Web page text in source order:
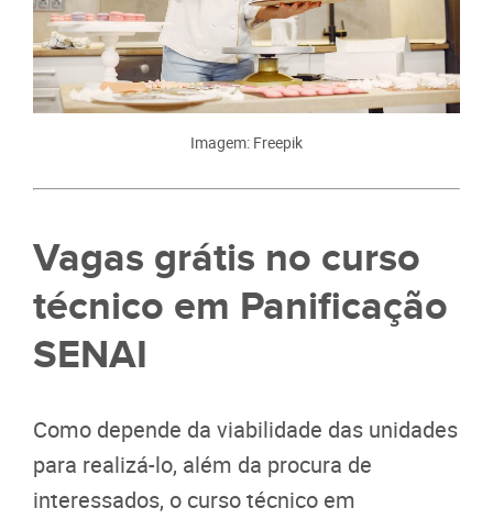
Imagem: Freepik
Vagas grátis no curso
técnico em Panificação
SENAI
Como depende da viabilidade das unidades
para realizá-lo, além da procura de
interessados, o curso técnico em